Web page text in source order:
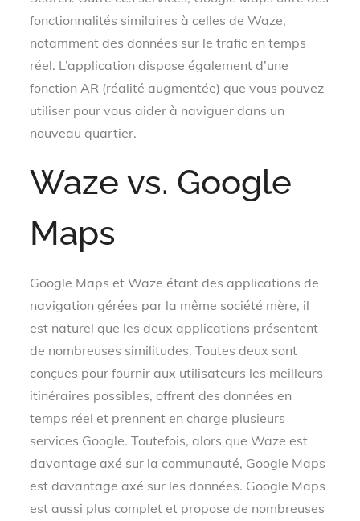
fonctionnalités similaires à celles de Waze,
notamment des données sur le trafic en temps
réel. L’application dispose également d’une
fonction AR (réalité augmentée) que vous pouvez
utiliser pour vous aider à naviguer dans un
nouveau quartier.
Waze vs. Google
Maps
Google Maps et Waze étant des applications de
navigation gérées par la même société mère, il
est naturel que les deux applications présentent
de nombreuses similitudes. Toutes deux sont
conçues pour fournir aux utilisateurs les meilleurs
itinéraires possibles, offrent des données en
temps réel et prennent en charge plusieurs
services Google. Toutefois, alors que Waze est
davantage axé sur la communauté, Google Maps
est davantage axé sur les données. Google Maps
est aussi plus complet et propose de nombreuses